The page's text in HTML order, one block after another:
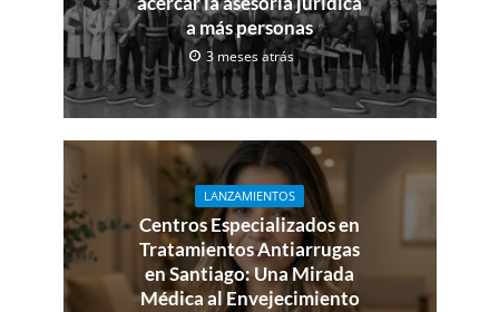
a más personas
3 meses atrás
LANZAMIENTOS
Centros Especializados en
Tratamientos Antiarrugas
en Santiago: Una Mirada
Médica al Envejecimiento